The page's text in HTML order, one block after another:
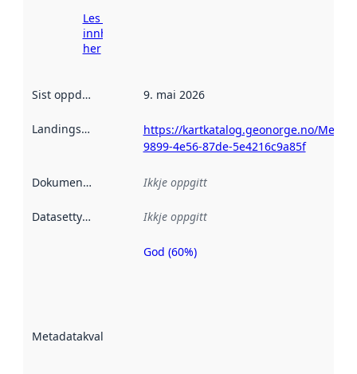
Les meir om
innhenting
her
Sist oppdatert 9. mai 2026
Landingsside
https://kartkatalog.geonorge.no/
9899-4e56-87de-5e4216c9a85f
Dokumentasjon Ikkje oppgitt
Datasettype Ikkje oppgitt
Metadatakvalitet
Metadatakvalitet
God (60%)